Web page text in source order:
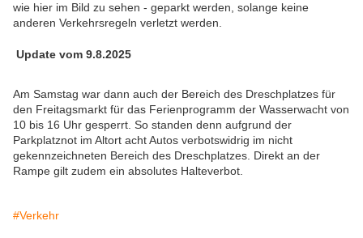
wie hier im Bild zu sehen - geparkt werden, solange keine
anderen Verkehrsregeln verletzt werden.
Update vom 9.8.2025
Am Samstag war dann auch der Bereich des Dreschplatzes für
den Freitagsmarkt für das Ferienprogramm der Wasserwacht von
10 bis 16 Uhr gesperrt. So standen denn aufgrund der
Parkplatznot im Altort acht Autos verbotswidrig im nicht
gekennzeichneten Bereich des Dreschplatzes. Direkt an der
Rampe gilt zudem ein absolutes Halteverbot.
#Verkehr